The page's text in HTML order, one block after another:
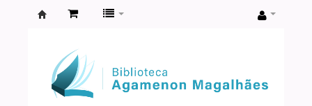
Agamenon
Magalhães